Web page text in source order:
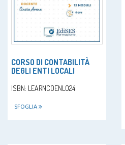
CORSO DI CONTABILITÀ
DEGLI ENTI LOCALI
ISBN: LEARNCOENLO24
SFOGLIA